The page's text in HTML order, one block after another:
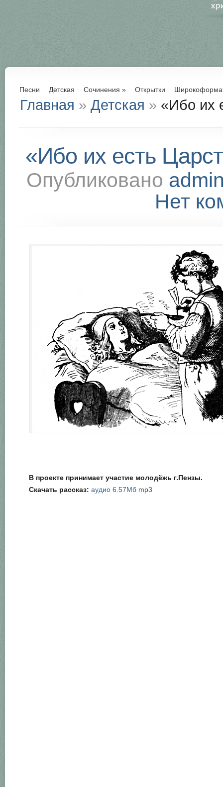
Песни Детская Сочинения » Открытки
Главная » Детская » «Ибо их
«Ибо их есть
Опубликовано
Нет
В проекте принимает участие молодёжь г.Пензы.
Скачать рассказ: аудио 6.57Мб mp3